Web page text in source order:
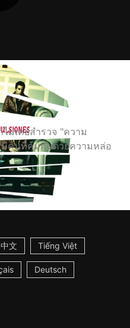
ม่เคยสำรวจ "ความ
มีคนที่คุ้มกันด้วยความหล่อ
文 Tiếng Việt
Deutsch